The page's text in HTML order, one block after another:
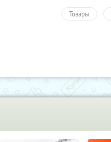
Товары